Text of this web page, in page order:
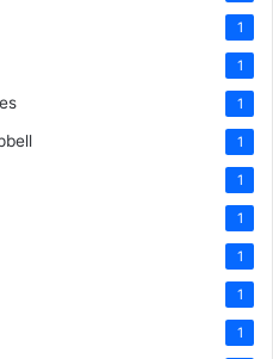
1
1
1
1
1
1
1
1
1